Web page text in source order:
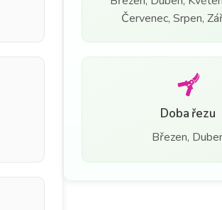
Červenec, Srpen,
Doba řezu
Březen,